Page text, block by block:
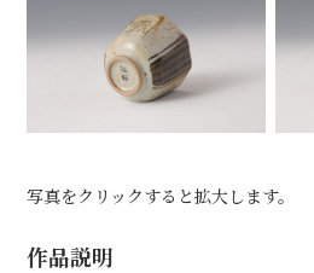
写真をクリックすると拡大します。
作品説明